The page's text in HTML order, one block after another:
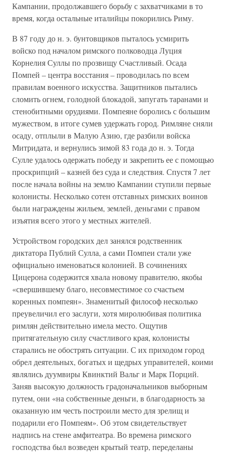
Кампании, продолжавшего борьбу с захватчиками в то
время, когда остальные италийцы покорились Риму.
В 87 году до н. э. бунтовщиков пыталось усмирить
войско под началом римского полководца Луция
Корнелия Суллы по прозвищу Счастливый. Осада
Помпей – центра восстания – проводилась по всем
правилам военного искусства. Защитников пытались
сломить огнем, голодной блокадой, запугать таранами и
стенобитными орудиями. Помпеяне боролись с большим
мужеством, в итоге сумев удержать город. Римляне сняли
осаду, отплыли в Малую Азию, где разбили войска
Митридата, и вернулись зимой 83 года до н. э. Тогда
Сулле удалось одержать победу и закрепить ее с помощью
проскрипций – казней без суда и следствия. Спустя 7 лет
после начала войны на землю Кампании ступили первые
колонисты. Несколько сотен отставных римских воинов
были награждены жильем, землей, деньгами с правом
изъятия всего этого у местных жителей.
Устройством городских дел занялся родственник
диктатора Публий Сулла, а сами Помпеи стали уже
официально именоваться колонией. В сочинениях
Цицерона содержится хвала новому правителю, якобы
«свершившему благо, несовместимое со счастьем
коренных помпеян». Знаменитый философ несколько
преувеличил его заслуги, хотя миролюбивая политика
римлян действительно имела место. Ощутив
притягательную силу счастливого края, колонисты
старались не обострять ситуации. С их приходом город
обрел деятельных, богатых и щедрых управителей, коими
являлись дуумвиры Квинктий Вальг и Марк Порций.
Заняв высокую должность градоначальников выборным
путем, они «на собственные деньги, в благодарность за
оказанную им честь построили место для зрелищ и
подарили его Помпеям». Об этом свидетельствует
надпись на стене амфитеатра. Во времена римского
господства был возведен крытый театр, переделаны